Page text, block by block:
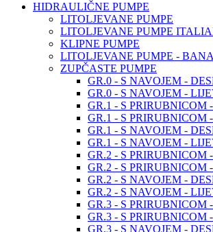
HIDRAULIČNE PUMPE
LITOLJEVANE PUMPE
LITOLJEVANE PUMPE
KLIPNE PUMPE
LITOLJEVANE PUMPE -
ZUPČASTE PUMPE
GR.0 - S NAVOJEM -
GR.0 - S NAVOJEM -
GR.1 - S PRIRUBNICOM
GR.1 - S PRIRUBNICOM
GR.1 - S NAVOJEM -
GR.1 - S NAVOJEM -
GR.2 - S PRIRUBNICOM
GR.2 - S PRIRUBNICOM
GR.2 - S NAVOJEM -
GR.2 - S NAVOJEM -
GR.3 - S PRIRUBNICOM
GR.3 - S PRIRUBNICOM
GR.3 - S NAVOJEM -